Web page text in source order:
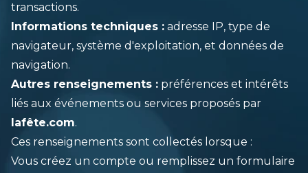
transactions.
Informations techniques : adresse IP, type de
navigateur, système d'exploitation, et données de
navigation.
Autres renseignements : préférences et intérêts
liés aux événements ou services proposés par
lafête.com.
Ces renseignements sont collectés lorsque :
Vous créez un compte ou remplissez un formulaire